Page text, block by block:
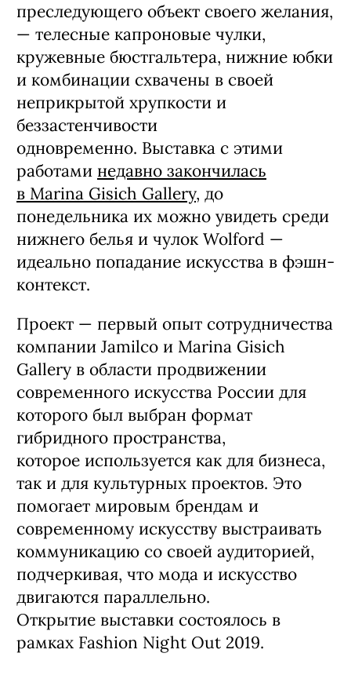
преследующего объект своего желания,
— телесные капроновые чулки,
кружевные бюстгальтера, нижние юбки
и комбинации схвачены в своей
неприкрытой хрупкости и
беззастенчивости
одновременно. Выставка с этими
работами недавно закончилась
в Marina Gisich Gallery, до
понедельника их можно увидеть среди
нижнего белья и чулок Wolford —
идеально попадание искусства в фэшн-
контекст.
Проект — первый опыт сотрудничества
компании Jamilco и Marina Gisich
Gallery в области продвижении
современного искусства России для
которого был выбран формат
гибридного пространства,
которое используется как для бизнеса,
так и для культурных проектов. Это
помогает мировым брендам и
современному искусству выстраивать
коммуникацию со своей аудиторией,
подчеркивая, что мода и искусство
двигаются параллельно.
Открытие выставки состоялось в
рамках Fashion Night Out 2019.